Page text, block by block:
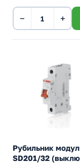
− +
Рубильник
SD201/32